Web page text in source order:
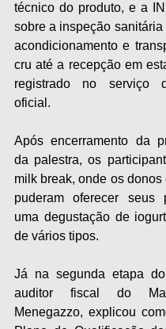
técnico do produto, e a
sobre a inspeção sanitária
acondicionamento e
cru até a recepção em
registrado no serviço
oficial.
Após encerramento da
da palestra, os
milk break, onde os
puderam oferecer seus
uma degustação de
de vários tipos.
Já na segunda etapa
auditor fiscal do
Menegazzo, explicou